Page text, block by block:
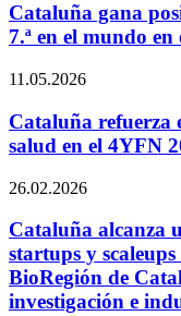
Cataluña gana
7.ª en el mundo en
11.05.2026
Cataluña refuerza
salud en el 4YFN
26.02.2026
Cataluña alcanza
startups y
BioRegión de
investigación e